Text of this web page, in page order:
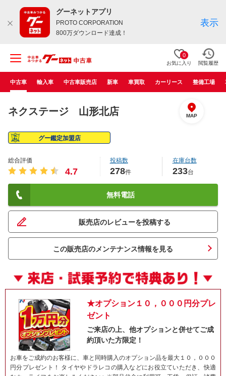
グーネットアプリ
PROTO CORPORATION
800万ダウンロード達成！
表示
0
お気に入り 閲覧履歴
中古車 輸入車 中古車販売店 新車 車買取 カーリース 整備工場
ネクステージ 山形北店 MAP
グー鑑定加盟店
総合評価
4.7
投稿数
278件
在庫台数
233台
無料電話
販売店のレビューを投稿する
この販売店のメンテナンス情報を見る
★オプション１０，０００円分プレ
ゼント
ご来店の上、他オプションと併せてご成
約頂いた方限定！
お車をご成約のお客様に、車と同時購入のオプション品を最大１０，０００
円分プレゼント！ タイヤやドラレコの購入などにお役立ていただき、快適